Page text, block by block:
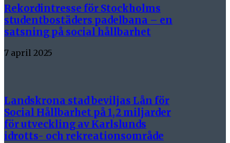
Rekordintresse för Stockholms
studentbostäders padelbana – en
satsning på social hållbarhet
7 april 2025
Landskrona stad beviljas Lån för
Social Hållbarhet på 1,2 miljarder
för utveckling av Karlslunds
idrotts- och rekreationsområde